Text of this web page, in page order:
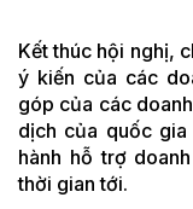
Kết thúc hội nghị,
ý kiến của các
góp của các
dịch của quốc
hành hỗ trợ
thời gian tới.